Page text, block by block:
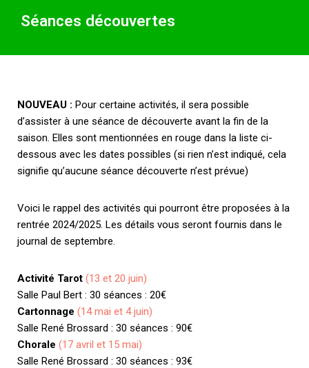
Séances découvertes
NOUVEAU : Pour certaine activités, il sera possible
d’assister à une séance de découverte avant la fin de la
saison. Elles sont mentionnées en rouge dans la liste ci-
dessous avec les dates possibles (si rien n’est indiqué, cela
signifie qu’aucune séance découverte n’est prévue)
Voici le rappel des activités qui pourront être proposées à la
rentrée 2024/2025. Les détails vous seront fournis dans le
journal de septembre.
Activité Tarot (13 et 20 juin)
Salle Paul Bert : 30 séances : 20€
Cartonnage (14 mai et 4 juin)
Salle René Brossard : 30 séances : 90€
Chorale (17 avril et 15 mai)
Salle René Brossard : 30 séances : 93€